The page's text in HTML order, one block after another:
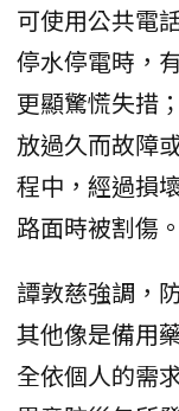
可使用公共電
停水停電時，
更顯驚慌失措；
放過久而故障
程中，經過損
路面時被割傷。
譚敦慈強調，
其他像是備用
全依個人的需